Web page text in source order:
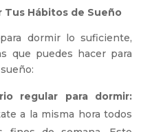
Tus Hábitos de Sueño
dormir lo suficiente,
que puedes hacer para
regular para dormir:
a la misma hora todos